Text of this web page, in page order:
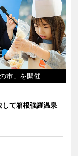
市」を開催
て箱根強羅温泉